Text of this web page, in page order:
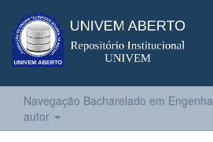
Navegação Bacharelado em
autor